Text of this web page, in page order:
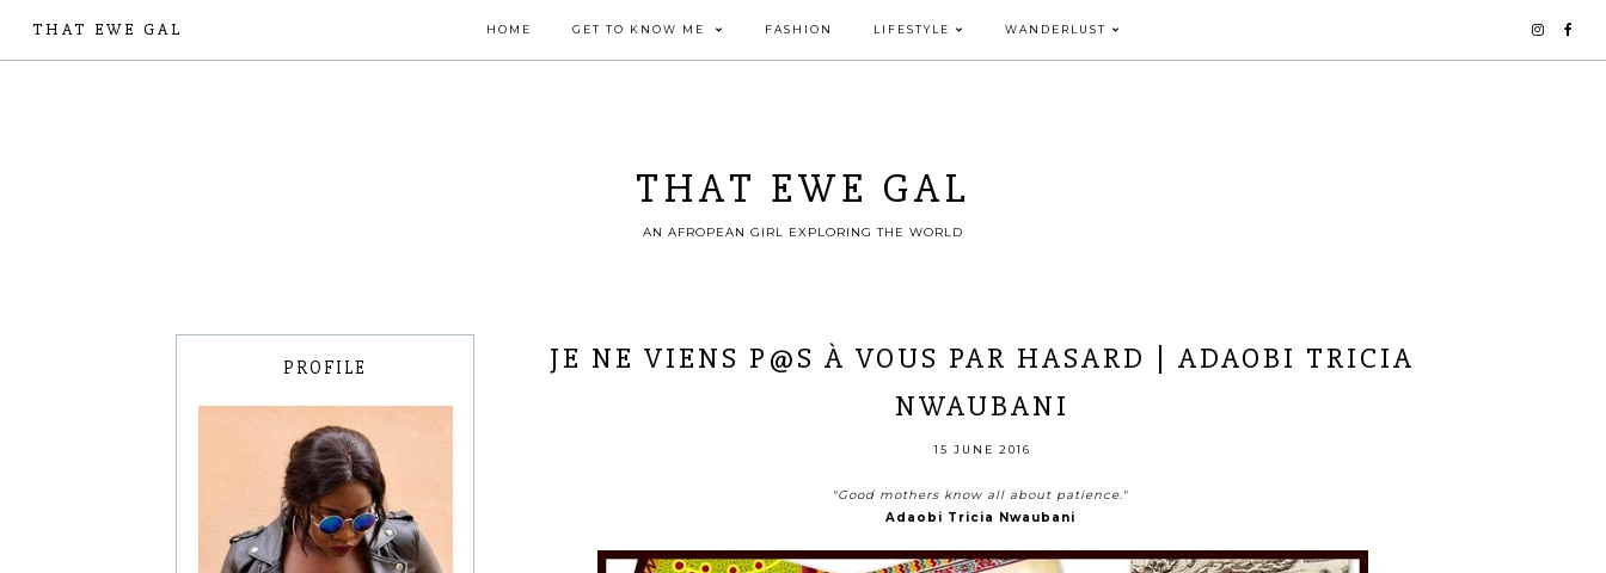
THAT EWE GAL HOME GET TO KNOW ME FASHION LIFESTYLE WANDERLUST
THAT EWE GAL
AN AFROPEAN GIRL EXPLORING THE WORLD
JE NE VIENS P@S À VOUS PAR HASARD | ADAOBI TRICIA
NWAUBANI
15 JUNE 2016
"Good mothers know all about patience."
Adaobi Tricia Nwaubani
PROFILE